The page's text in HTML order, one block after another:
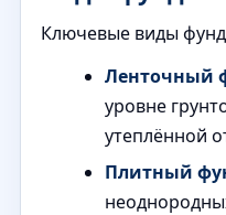
Ключевые виды
Ленточный
уровне
утеплённой
Плитный